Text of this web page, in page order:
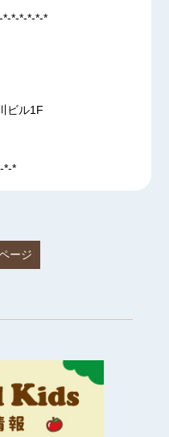
*-*-*-*-*
ビル1F
*-*
ージ